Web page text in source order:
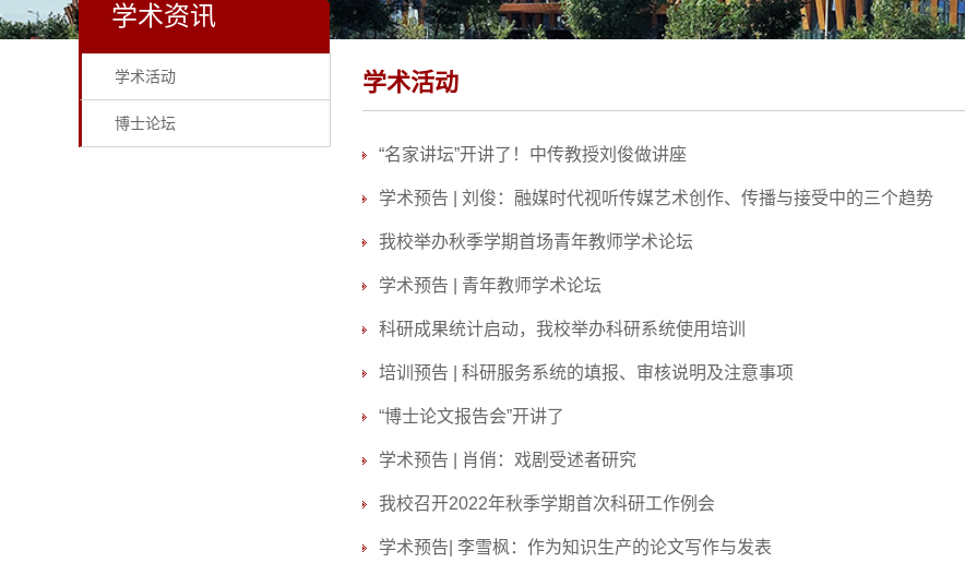
学术资讯
学术活动
博士论坛
学术活动
“名家讲坛”开讲了！中传教授刘俊做讲座
学术预告 | 刘俊：融媒时代视听传媒艺术创作、传播与接受中的三个趋势
我校举办秋季学期首场青年教师学术论坛
学术预告 | 青年教师学术论坛
科研成果统计启动，我校举办科研系统使用培训
培训预告 | 科研服务系统的填报、审核说明及注意事项
“博士论文报告会”开讲了
学术预告 | 肖俏：戏剧受述者研究
我校召开2022年秋季学期首次科研工作例会
学术预告| 李雪枫：作为知识生产的论文写作与发表